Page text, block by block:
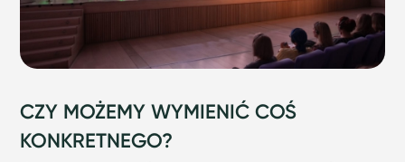
CZY MOŻEMY WYMIENIĆ COŚ
KONKRETNEGO?